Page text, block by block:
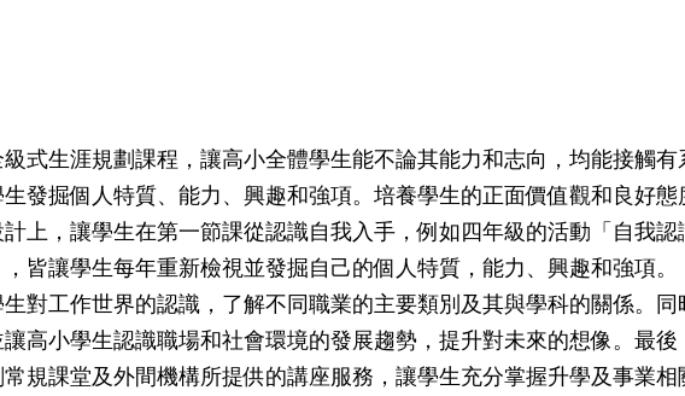
式生涯規劃課程，讓高小全體學生能不論其能力和志向，均能接觸有
發掘個人特質、能力、興趣和強項。培養學生的正面價值觀和良好
上，讓學生在第一節課從認識自我入手，例如四年級的活動「自我
皆讓學生每年重新檢視並發掘自己的個人特質，能力、興趣和強項。
對工作世界的認識，了解不同職業的主要類別及其與學科的關係。
高小學生認識職場和社會環境的發展趨勢，提升對未來的想像。最後
規課堂及外間機構所提供的講座服務，讓學生充分掌握升學及事業相